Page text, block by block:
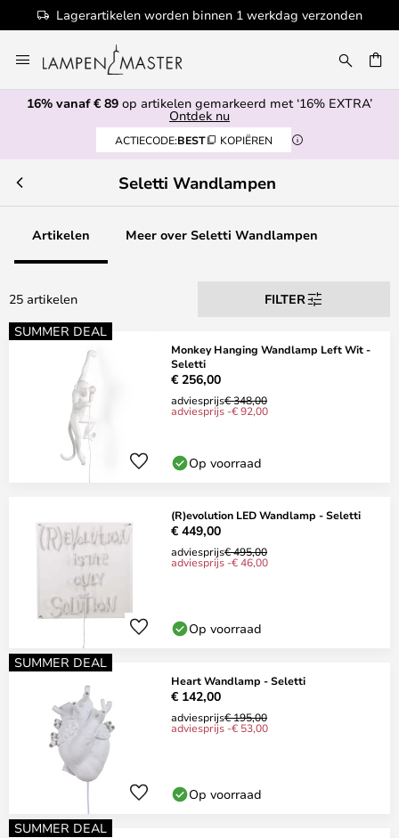
Lagerartikelen worden binnen 1 werkdag verzonden
naar
de
inhoud
16% vanaf € 89 op artikelen gemarkeerd met ‘16% EXTRA’
Ontdek nu
ACTIECODE:BEST KOPIËREN
Seletti Wandlampen
Artikelen Meer over Seletti Wandlampen
25 artikelen
FILTER
SUMMER DEAL
Monkey Hanging Wandlamp Left Wit -
Seletti
€ 256,00
adviesprijs€ 348,00
adviesprijs -€ 92,00
Op voorraad
(R)evolution LED Wandlamp - Seletti
€ 449,00
adviesprijs€ 495,00
adviesprijs -€ 46,00
Op voorraad
SUMMER DEAL
Heart Wandlamp - Seletti
€ 142,00
adviesprijs€ 195,00
adviesprijs -€ 53,00
Op voorraad
SUMMER DEAL